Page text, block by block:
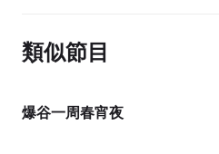
類似節目
爆谷一周春宵夜